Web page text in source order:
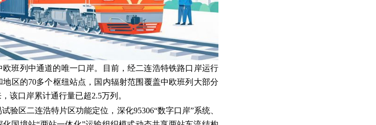
班列中通道的唯一口岸。目前，经二连浩特铁路口岸运行
区的70多个枢纽站点，国内辐射范围覆盖中欧班列大部分
该口岸累计通行量已超2.5万列。
验区二连浩特片区功能定位，深化95306“数字口岸”系统、